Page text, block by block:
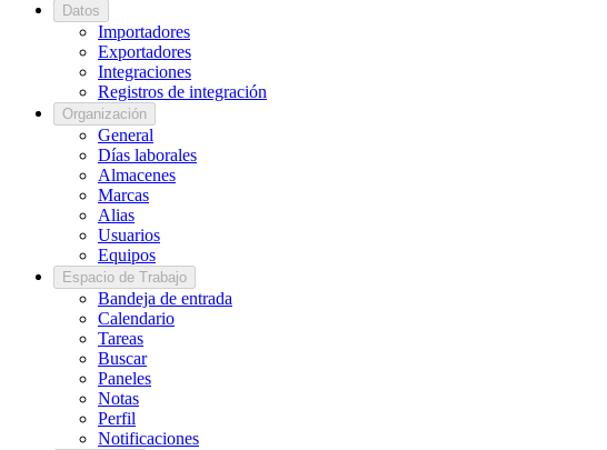
Datos
Importadores
Exportadores
Integraciones
Registros de integración
Organización
General
Días laborales
Almacenes
Marcas
Alias
Usuarios
Equipos
Espacio de Trabajo
Bandeja de entrada
Calendario
Tareas
Buscar
Paneles
Notas
Perfil
Notificaciones